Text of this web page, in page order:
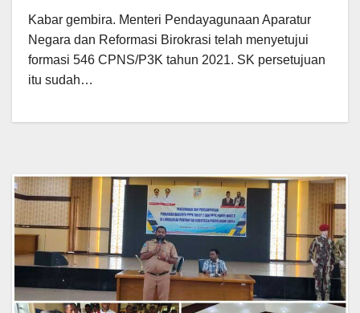
Kabar gembira. Menteri Pendayagunaan Aparatur
Negara dan Reformasi Birokrasi telah menyetujui
formasi 546 CPNS/P3K tahun 2021. SK persetujuan
itu sudah…